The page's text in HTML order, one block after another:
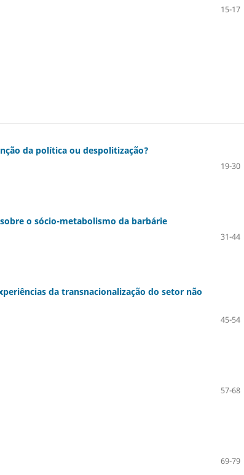
15-17
da política ou despolitização?
19-30
o sócio-metabolismo da barbárie
31-44
da transnacionalização do setor não
45-54
57-68
69-79